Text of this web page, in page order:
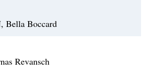
Bella Boccard
Revansch